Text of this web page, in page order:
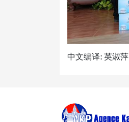
中文编译: 英淑萍